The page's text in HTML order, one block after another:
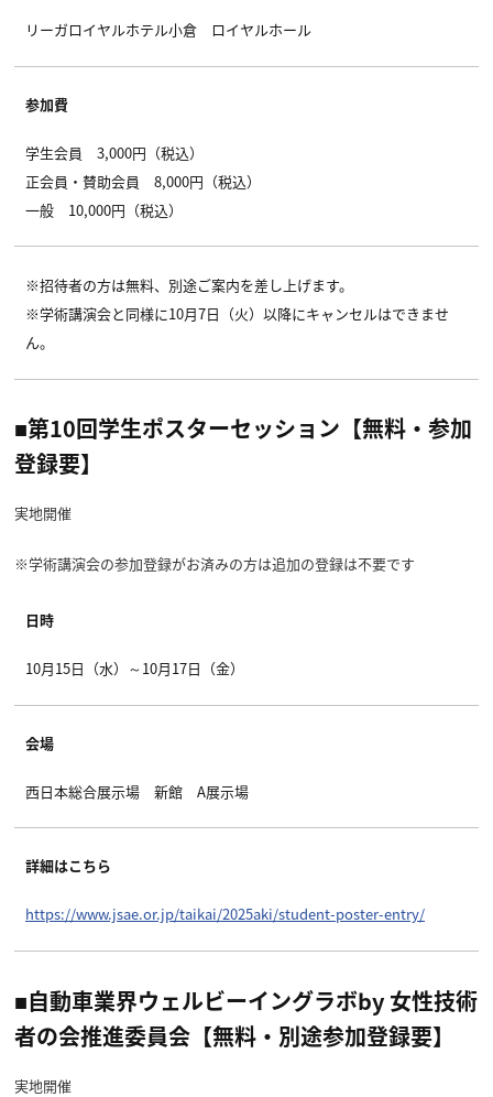
リーガロイヤルホテル小倉 ロイヤルホール
参加費
学生会員 3,000円（税込）
正会員・賛助会員 8,000円（税込）
一般 10,000円（税込）
※招待者の方は無料、別途ご案内を差し上げます。
※学術講演会と同様に10月7日（火）以降にキャンセルはできませ
ん。
■第10回学生ポスターセッション【無料・参加
登録要】
実地開催
※学術講演会の参加登録がお済みの方は追加の登録は不要です
日時
10月15日（水）～10月17日（金）
会場
西日本総合展示場 新館 A展示場
詳細はこちら
https://www.jsae.or.jp/taikai/2025aki/student-poster-entry/
■自動車業界ウェルビーイングラボby 女性技術
者の会推進委員会【無料・別途参加登録要】
実地開催